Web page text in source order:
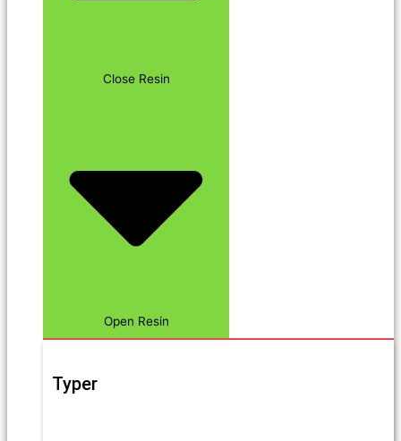
Close Resin
Open Resin
Typer